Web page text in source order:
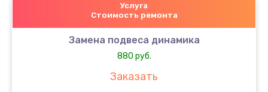
Услуга
Стоимость ремонта
Замена подвеса динамика
880 руб.
Заказать